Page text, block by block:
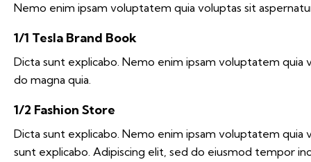
Nemo enim ipsam voluptatem quia voluptas sit
1/1 Tesla Brand Book
Dicta sunt explicabo. Nemo enim ipsam voluptatem
do magna quia.
1/2 Fashion Store
Dicta sunt explicabo. Nemo enim ipsam voluptatem
sunt explicabo. Adipiscing elit, sed do eiusmod tempor